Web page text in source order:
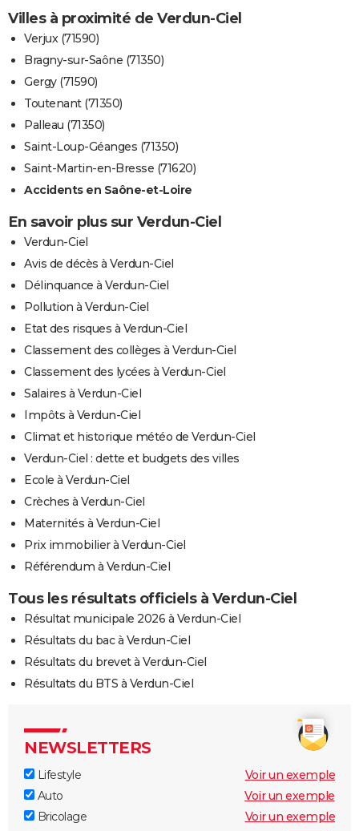
Villes à proximité de Verdun-Ciel
Verjux (71590)
Bragny-sur-Saône (71350)
Gergy (71590)
Toutenant (71350)
Palleau (71350)
Saint-Loup-Géanges (71350)
Saint-Martin-en-Bresse (71620)
Accidents en Saône-et-Loire
En savoir plus sur Verdun-Ciel
Verdun-Ciel
Avis de décès à Verdun-Ciel
Délinquance à Verdun-Ciel
Pollution à Verdun-Ciel
Etat des risques à Verdun-Ciel
Classement des collèges à Verdun-Ciel
Classement des lycées à Verdun-Ciel
Salaires à Verdun-Ciel
Impôts à Verdun-Ciel
Climat et historique météo de Verdun-Ciel
Verdun-Ciel : dette et budgets des villes
Ecole à Verdun-Ciel
Crèches à Verdun-Ciel
Maternités à Verdun-Ciel
Prix immobilier à Verdun-Ciel
Référendum à Verdun-Ciel
Tous les résultats officiels à Verdun-Ciel
Résultat municipale 2026 à Verdun-Ciel
Résultats du bac à Verdun-Ciel
Résultats du brevet à Verdun-Ciel
Résultats du BTS à Verdun-Ciel
NEWSLETTERS
Lifestyle
Voir un exemple
Auto
Voir un exemple
Bricolage
Voir un exemple